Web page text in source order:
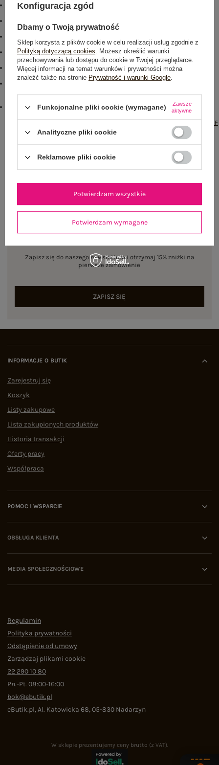
#rękaw:
krótki rękaw
serek / dekolt V
wiązanie
#cechy dodatkowe:
z paskiem
#sposób prania :
pranie w pralce w 30°C
emblemat_FP:
txt_BESTSELLER#0FA67E#FFFFFF
Centrum Logistyczne Nadarzyn
Dostępny
NEWSLETTER
Zapisz się do naszego newslettera i otrzymaj 15% zniżki na
pierwsze zamówienie
ZAPISZ SIĘ
INFORMACJE O BUTIK
Zarejestruj się
Koszyk
Listy zakupowe
Lista zakupionych produktów
Historia transakcji
Oferty pracy
Współpraca
POMOC I WSPARCIE
OBSŁUGA KLIENTA
MEDIA SPOŁECZNOŚCIOWE
Regulamin
Polityka prywatności
Odstąpienie od umowy
Zarządzaj plikami cookie
22 290 10 80
Pn.-Pt. 08:00-16:00
bok@ebutik.pl
eButik.pl,Al. Katowicka 68,05-830 Nadarzyn
W sklepie prezentujemy ceny brutto (z VAT).
Konfiguracja zgód
Dbamy o Twoją prywatność
Sklep korzysta z plików cookie w celu realizacji usług zgodnie z
Polityką dotyczącą cookies. Możesz określić warunki
przechowywania lub dostępu do cookie w Twojej przeglądarce.
Więcej informacji na temat warunków i prywatności można
znaleźć także na stronie Prywatność i warunki Google.
Funkcjonalne pliki cookie (wymagane)
Zawsze
aktywne
Analityczne pliki cookie
Reklamowe pliki cookie
Potwierdzam wymagane
Potwierdzam wszystkie